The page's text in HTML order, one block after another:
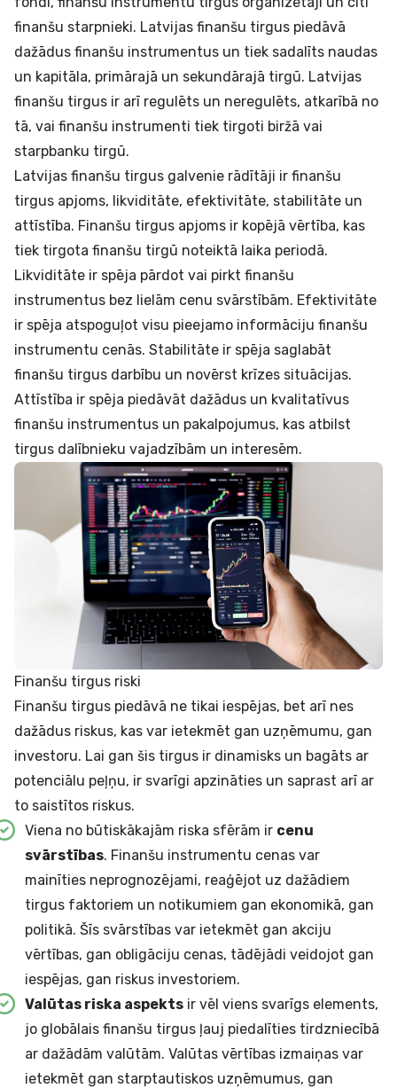
finanšu starpnieki. Latvijas finanšu tirgus piedāvā
dažādus finanšu instrumentus un tiek sadalīts naudas
un kapitāla, primārajā un sekundārajā tirgū. Latvijas
finanšu tirgus ir arī regulēts un neregulēts, atkarībā no
tā, vai finanšu instrumenti tiek tirgoti biržā vai
starpbanku tirgū.
Latvijas finanšu tirgus galvenie rādītāji ir finanšu
tirgus apjoms, likviditāte, efektivitāte, stabilitāte un
attīstība. Finanšu tirgus apjoms ir kopējā vērtība, kas
tiek tirgota finanšu tirgū noteiktā laika periodā.
Likviditāte ir spēja pārdot vai pirkt finanšu
instrumentus bez lielām cenu svārstībām. Efektivitāte
ir spēja atspoguļot visu pieejamo informāciju finanšu
instrumentu cenās. Stabilitāte ir spēja saglabāt
finanšu tirgus darbību un novērst krīzes situācijas.
Attīstība ir spēja piedāvāt dažādus un kvalitatīvus
finanšu instrumentus un pakalpojumus, kas atbilst
tirgus dalībnieku vajadzībām un interesēm.
Finanšu tirgus riski
Finanšu tirgus piedāvā ne tikai iespējas, bet arī nes
dažādus riskus, kas var ietekmēt gan uzņēmumu, gan
investoru. Lai gan šis tirgus ir dinamisks un bagāts ar
potenciālu peļņu, ir svarīgi apzināties un saprast arī ar
to saistītos riskus.
Viena no būtiskākajām riska sfērām ir cenu
svārstības. Finanšu instrumentu cenas var
mainīties neprognozējami, reaģējot uz dažādiem
tirgus faktoriem un notikumiem gan ekonomikā, gan
politikā. Šīs svārstības var ietekmēt gan akciju
vērtības, gan obligāciju cenas, tādējādi veidojot gan
iespējas, gan riskus investoriem.
Valūtas riska aspekts ir vēl viens svarīgs elements,
jo globālais finanšu tirgus ļauj piedalīties tirdzniecībā
ar dažādām valūtām. Valūtas vērtības izmaiņas var
ietekmēt gan starptautiskos uzņēmumus, gan